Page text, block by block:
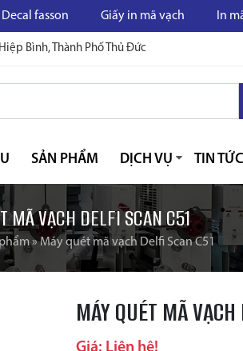
Giấy in mã vạch In mã vạch
Bình, Thành Phố Thủ Đức
SẢN PHẨM DỊCH VỤ TIN TỨC
MÃ VẠCH DELFI SCAN C51
»Máy quét mã vạch Delfi Scan C51
MÁY QUÉT MÃ
Giá: Liên hệ!